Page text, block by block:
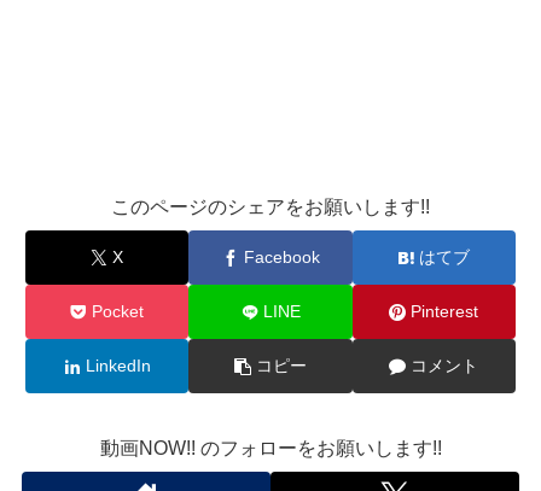
このページのシェアをお願いします!!
X Facebook はてブ
Pocket LINE Pinterest
LinkedIn コピー コメント
動画NOW!! のフォローをお願いします!!